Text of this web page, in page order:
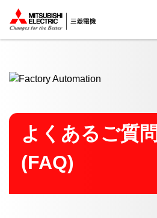
ここから本文
よくあるご質問
(FAQ)